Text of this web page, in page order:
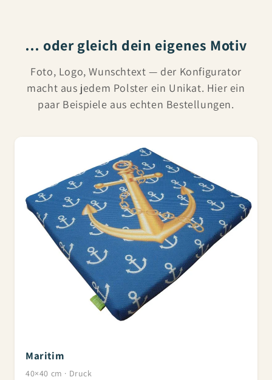
… oder gleich dein eigenes Motiv
Foto, Logo, Wunschtext — der Konfigurator
macht aus jedem Polster ein Unikat. Hier ein
paar Beispiele aus echten Bestellungen.
Maritim
40×40 cm · Druck